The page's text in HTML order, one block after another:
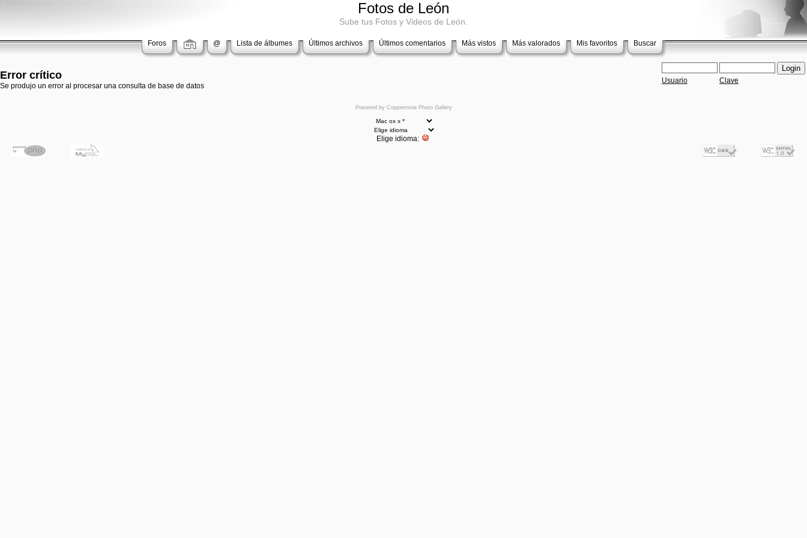
Fotos de León
Sube tus Fotos y Videos de León.
Foros @ Lista de álbumes Últimos archivos Últimos comentarios Más vistos Más valorados Mis favoritos Buscar
Usuario Clave
Error crítico
Se produjo un error al procesar una consulta de base de datos
Powered by Coppermine Photo Gallery
Elige idioma: